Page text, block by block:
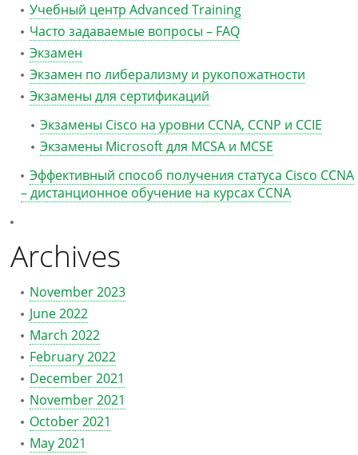
Учебный центр Advanced Training
Часто задаваемые вопросы – FAQ
Экзамен
Экзамен по либерализму и рукопожатности
Экзамены для сертификаций
Экзамены Cisco на уровни CCNA, CCNP и CCIE
Экзамены Microsoft для MCSA и MCSE
Эффективный способ получения статуса Cisco CCNA
– дистанционное обучение на курсах CCNA
Archives
November 2023
June 2022
March 2022
February 2022
December 2021
November 2021
October 2021
May 2021